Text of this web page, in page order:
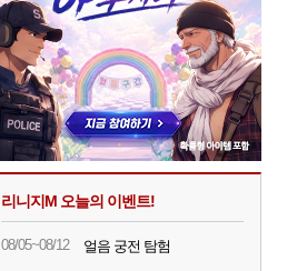
리니지M 오늘의 이벤트!
08/05~08/12 얼음 궁전 탐험